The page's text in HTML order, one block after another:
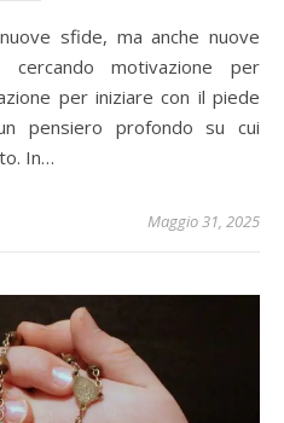
motivazione per
per iniziare con il piede
pensiero profondo su cui
In…
Maggio 31, 2025